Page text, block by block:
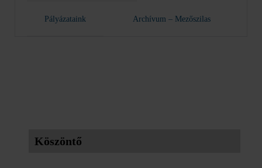
Pályázataink Archívum – Mezőszilas
Köszöntő